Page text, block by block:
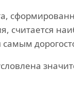
считается